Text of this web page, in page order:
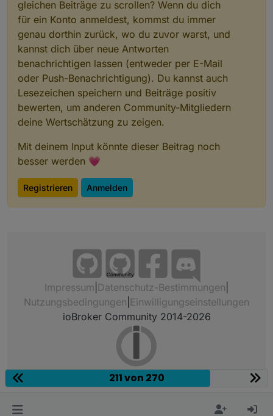
gleichen Beiträge zu scrollen? Wenn du dich
für ein Konto anmeldest, kommst du immer
genau dorthin zurück, wo du zuvor warst, und
kannst dich über neue Antworten
benachrichtigen lassen (entweder per E-Mail
oder Push-Benachrichtigung). Du kannst auch
Lesezeichen speichern und Beiträge positiv
bewerten, um anderen Community-Mitgliedern
deine Wertschätzung zu zeigen.
Mit deinem Input könnte dieser Beitrag noch
besser werden 💗
Registrieren Anmelden
Community
Impressum Datenschutz-Bestimmungen
Nutzungsbedingungen Einwilligungseinstellungen
ioBroker Community 2014-2026
211 von 270